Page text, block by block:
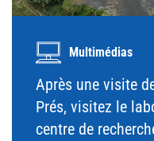
Multimédias
Après une visite
Prés, visitez le
centre de